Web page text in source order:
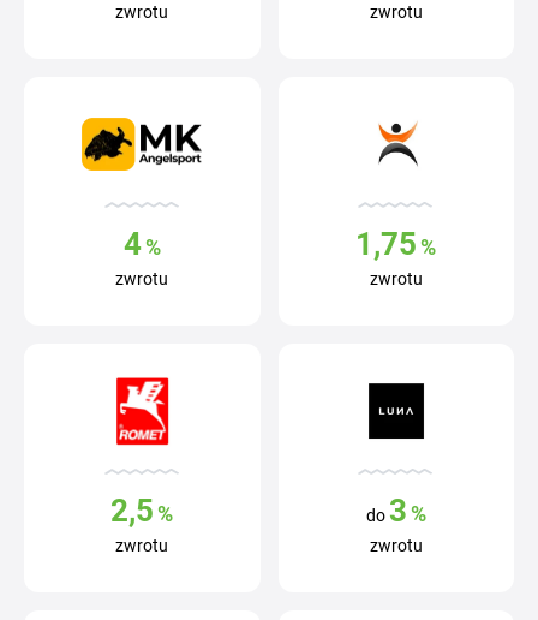
zwrotu zwrotu
4%
zwrotu
1,75 %
zwrotu
2,5 %
zwrotu
do 3%
zwrotu